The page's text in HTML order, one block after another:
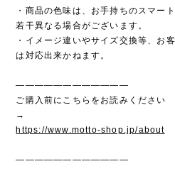
・商品の色味は、お手持ちのスマー
若干異なる場合がございます。
・イメージ違いやサイズ交換等、お
は対応出来かねます。
————————————
ご購入前にこちらをお読みください
→
https://www.motto-shop.jp/about
————————————